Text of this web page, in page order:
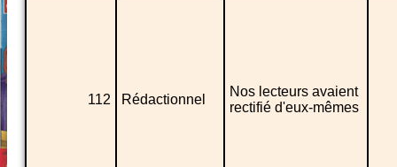
112 Rédactionnel
Nos lecteurs avaient
rectifié d'eux-mêmes